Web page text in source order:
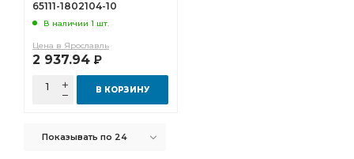
65111-1802104-10
В наличии 1 шт.
Цена в Ярославль
2 937.94 Р
В КОРЗИНУ
Показывать по 24